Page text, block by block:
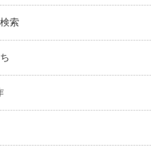
索